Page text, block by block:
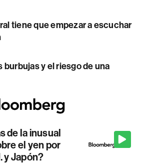
tiene que empezar a escuchar
burbujas y el riesgo de una
de la inusual
el yen por
y Japón?